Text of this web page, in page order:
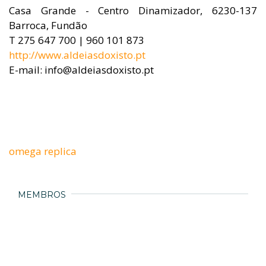
Casa Grande - Centro Dinamizador, 6230-137
Barroca, Fundão
T 275 647 700 | 960 101 873
http://www.aldeiasdoxisto.pt
E-mail: info@aldeiasdoxisto.pt
omega replica
MEMBROS